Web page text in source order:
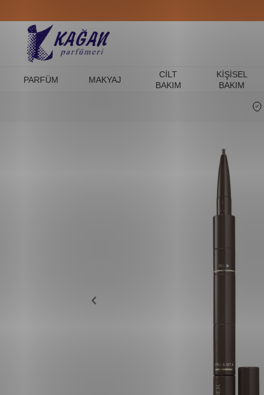
PARFÜM MAKYAJ
CILT
BAKIM
KIŞISEL
BAKIM